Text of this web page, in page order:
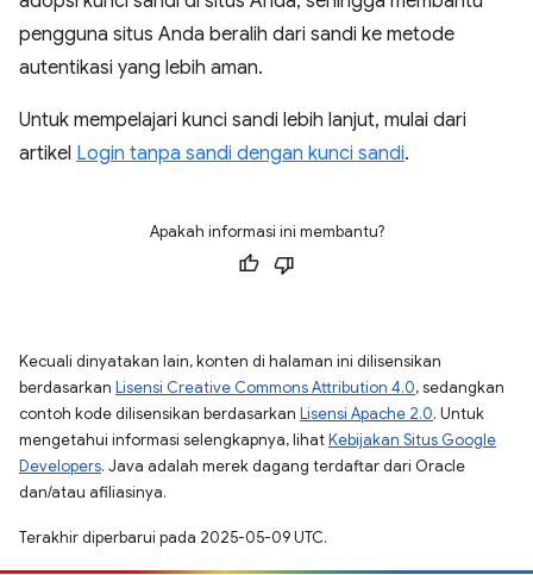
pengguna situs Anda beralih dari sandi ke metode
autentikasi yang lebih aman.
Untuk mempelajari kunci sandi lebih lanjut, mulai dari
artikel Login tanpa sandi dengan kunci sandi.
Apakah informasi ini membantu?
Kecuali dinyatakan lain, konten di halaman ini dilisensikan
berdasarkan Lisensi Creative Commons Attribution 4.0, sedangkan
contoh kode dilisensikan berdasarkan Lisensi Apache 2.0. Untuk
mengetahui informasi selengkapnya, lihatKebijakan Situs Google
Developers. Java adalah merek dagang terdaftar dari Oracle
dan/atau afiliasinya.
Terakhir diperbarui pada 2025-05-09 UTC.